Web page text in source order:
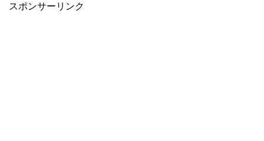
スポンサーリンク